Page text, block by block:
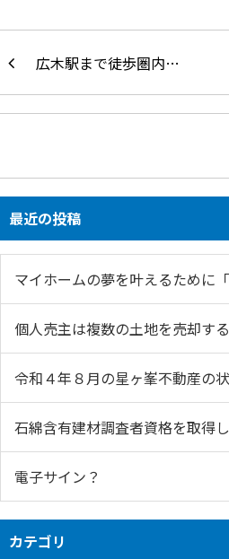
広木駅まで徒歩圏内…
最近の投稿
マイホームの夢を叶えるために
個人売主は複数の土地を売却す
令和４年８月の星ヶ峯不動産の
石綿含有建材調査者資格を取得し
電子サイン？
カテゴリ